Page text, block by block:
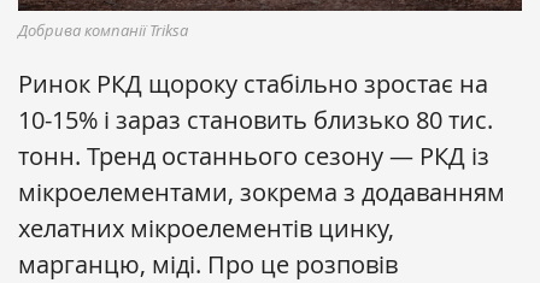
Добрива компанії Triksa
Ринок РКД щороку стабільно зростає на
10-15% і зараз становить близько 80 тис.
тонн. Тренд останнього сезону — РКД із
мікроелементами, зокрема з додаванням
хелатних мікроелементів цинку,
марганцю, міді. Про це розповів